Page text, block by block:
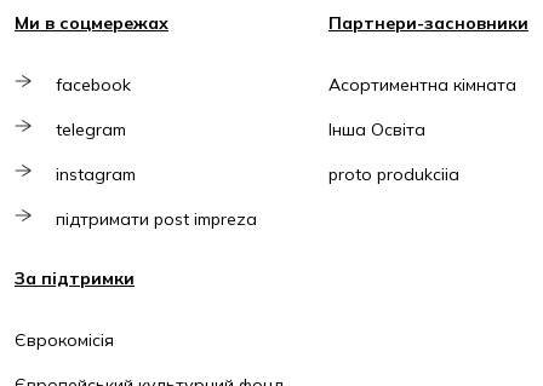
Ми в соцмережах
facebook
telegram
instagram
підтримати post impreza
Партнери-засновники
Асортиментна кімната
Інша Освіта
proto produkciia
За підтримки
Єврокомісія